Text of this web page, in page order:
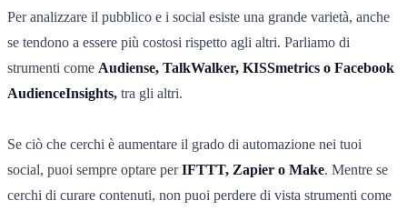
Per analizzare il pubblico e i social esiste una grande varietà, anche
se tendono a essere più costosi rispetto agli altri. Parliamo di
strumenti come Audiense, TalkWalker, KISSmetrics o Facebook
AudienceInsights, tra gli altri.
Se ciò che cerchi è aumentare il grado di automazione nei tuoi
social, puoi sempre optare perIFTTT, Zapier o Make. Mentre se
cerchi di curare contenuti, non puoi perdere di vista strumenti come